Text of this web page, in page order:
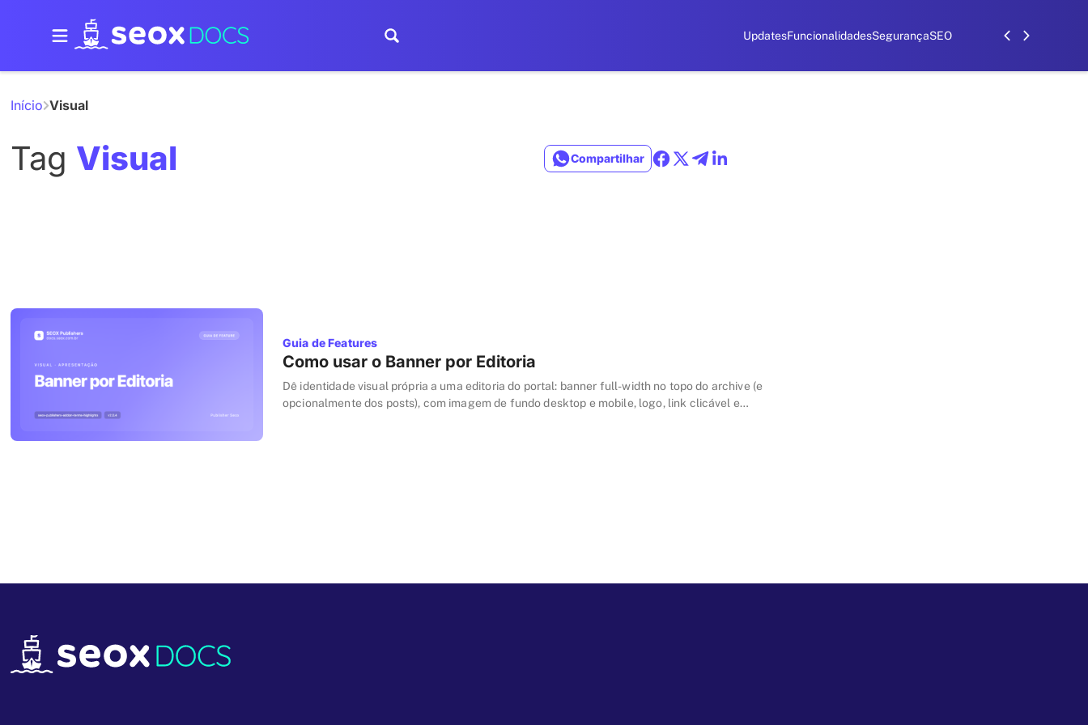
UpdatesFuncionalidadesSegurançaSEO
Início Visual
Tag Visual Compartilhar
Guia de Features
Como usar o Banner por Editoria
Dê identidade visual própria a uma editoria do portal: banner full-width no topo do archive (e
opcionalmente dos posts), com imagem de fundo desktop e mobile, logo, link clicável e